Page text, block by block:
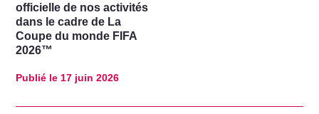
officielle de nos activités
dans le cadre de La
Coupe du monde FIFA
2026™
Publié le 17 juin 2026